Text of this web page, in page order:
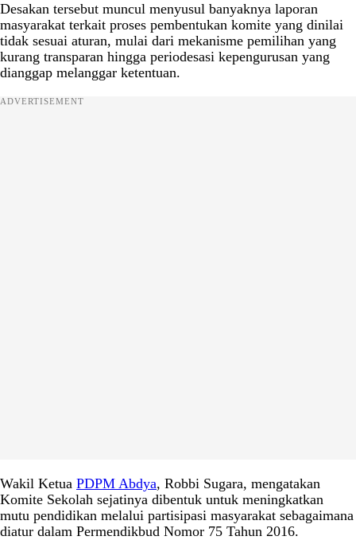
Desakan tersebut muncul menyusul banyaknya laporan
masyarakat terkait proses pembentukan komite yang dinilai
tidak sesuai aturan, mulai dari mekanisme pemilihan yang
kurang transparan hingga periodesasi kepengurusan yang
dianggap melanggar ketentuan.
ADVERTISEMENT
Wakil Ketua PDPM Abdya, Robbi Sugara, mengatakan
Komite Sekolah sejatinya dibentuk untuk meningkatkan
mutu pendidikan melalui partisipasi masyarakat sebagaimana
diatur dalam Permendikbud Nomor 75 Tahun 2016.